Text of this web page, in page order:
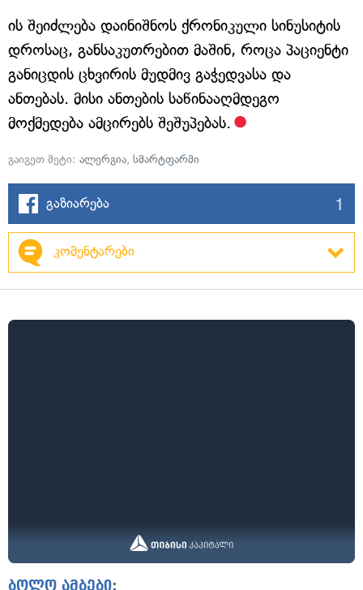
ის შეიძლება დაინიშნოს ქრონიკული სინუსიტის
დროსაც, განსაკუთრებით მაშინ, როცა პაციენტი
განიცდის ცხვირის მუდმივ გაჭედვასა და
ანთებას. მისი ანთების საწინააღმდეგო
მოქმედება ამცირებს შეშუპებას.
გაიგეთ მეტი: ალერგია, სმარტფარმი
გაზიარება 1
კომენტარები
ბოლო ამბები: